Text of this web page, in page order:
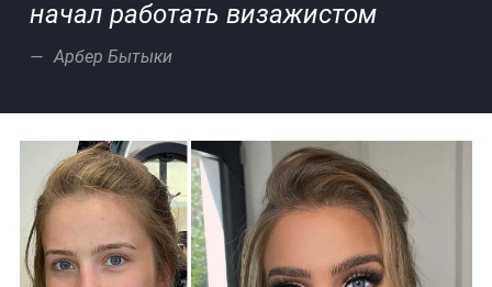
начал работать визажистом
Арбер Бытыки